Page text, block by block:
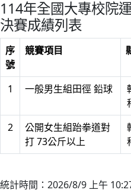
114年全國大專校院
決賽成績列表
序
號
競賽項目
1
一般男生組田徑 鉛球
2
公開女生組跆拳道對
打 73公斤以上
統計時間：2026/8/9 上午